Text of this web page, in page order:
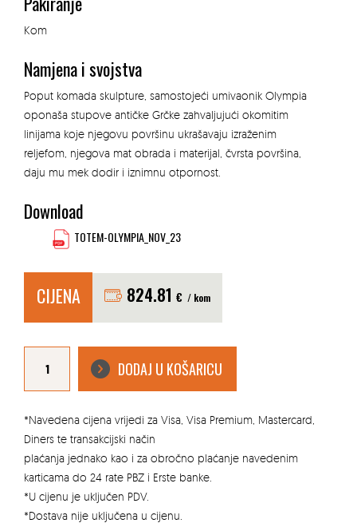
Kom
Namjena i svojstva
Poput komada skulpture, samostojeći umivaonik Olympia
oponaša stupove antičke Grčke zahvaljujući okomitim
linijama koje njegovu površinu ukrašavaju izraženim
reljefom, njegova mat obrada i materijal, čvrsta površina,
daju mu mek dodir i iznimnu otpornost.
Download
TOTEM-OLYMPIA_NOV_23
CIJENA 824.81 € / kom
ZENON
SAMOSTOJEĆI
UMIVAONIK
DODAJ U KOŠARICU
*Navedena cijena vrijedi za Visa, Visa Premium, Mastercard,
Diners te transakcijski način
plaćanja jednako kao i za obročno plaćanje navedenim
karticama do 24 rate PBZ i Erste banke.
*U cijenu je uključen PDV.
*Dostava nije uključena u cijenu.